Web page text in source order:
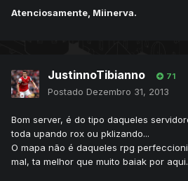
Atenciosamente, Miinerva.
JustinnoTibianno 71
Postado Dezembro 31, 2013
Bom server, é do tipo daqueles
toda upando rox ou pklizando...
O mapa não é daqueles rpg
mal, ta melhor que muito baiak por aqui.